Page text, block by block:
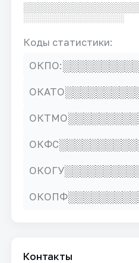
░░░░░░░░░░░░░░░░░
Коды статистики:
ОКПО:
ОКАТО
ОКТМО
ОКФС
ОКОГУ
ОКОПФ
Контакты